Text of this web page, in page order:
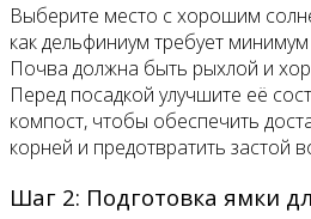
Выберите место с хорошим
как дельфиниум требует
Почва должна быть рыхлой и
Перед посадкой улучшите её
компост, чтобы обеспечить
корней и предотвратить застой
Шаг 2: Подготовка ямки